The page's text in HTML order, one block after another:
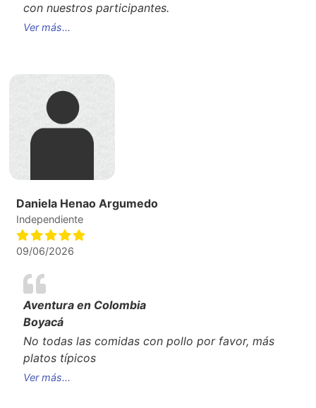
con nuestros participantes.
Ver más...
Daniela Henao Argumedo
Independiente
09/06/2026
Aventura en Colombia
Boyacá
No todas las comidas con pollo por favor, más
platos típicos
Ver más...